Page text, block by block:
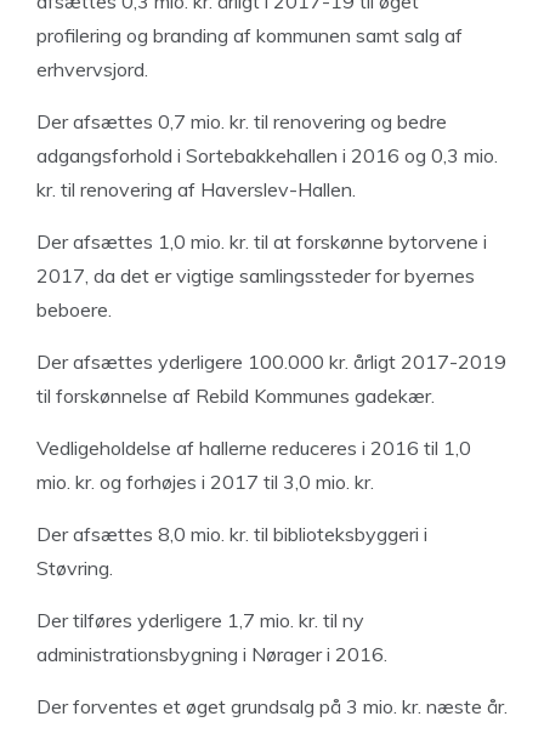
profilering og branding af kommunen samt salg af
erhvervsjord.
Der afsættes 0,7 mio. kr. til renovering og bedre
adgangsforhold i Sortebakkehallen i 2016 og 0,3 mio.
kr. til renovering af Haverslev-Hallen.
Der afsættes 1,0 mio. kr. til at forskønne bytorvene i
2017, da det er vigtige samlingssteder for byernes
beboere.
Der afsættes yderligere 100.000 kr. årligt 2017-2019
til forskønnelse af Rebild Kommunes gadekær.
Vedligeholdelse af hallerne reduceres i 2016 til 1,0
mio. kr. og forhøjes i 2017 til 3,0 mio. kr.
Der afsættes 8,0 mio. kr. til biblioteksbyggeri i
Støvring.
Der tilføres yderligere 1,7 mio. kr. til ny
administrationsbygning i Nørager i 2016.
Der forventes et øget grundsalg på 3 mio. kr. næste år.